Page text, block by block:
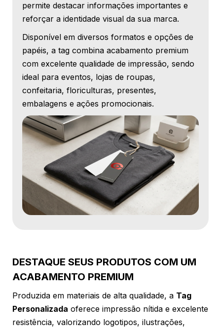
permite destacar informações importantes e
reforçar a identidade visual da sua marca.
Disponível em diversos formatos e opções de
papéis, a tag combina acabamento premium
com excelente qualidade de impressão, sendo
ideal para eventos, lojas de roupas,
confeitaria, floriculturas, presentes,
embalagens e ações promocionais.
DESTAQUE SEUS PRODUTOS COM UM
ACABAMENTO PREMIUM
Produzida em materiais de alta qualidade, a Tag
Personalizada oferece impressão nítida e excelente
resistência, valorizando logotipos, ilustrações,